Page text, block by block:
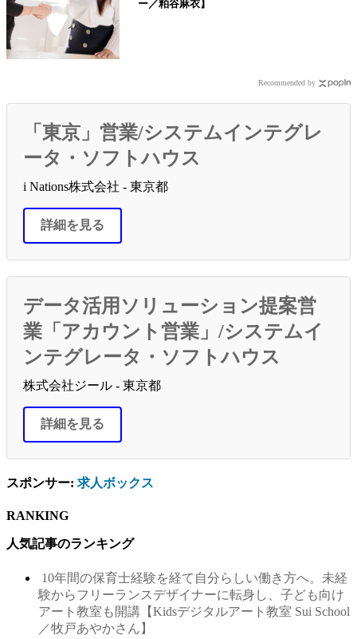
ー／粕谷麻衣】
Recommended by
「東京」営業/システムインテグレ
ータ・ソフトハウス
i Nations株式会社 - 東京都
詳細を見る
データ活用ソリューション提案営
業「アカウント営業」/システムイ
ンテグレータ・ソフトハウス
株式会社ジール - 東京都
詳細を見る
スポンサー: 求人ボックス
RANKING
人気記事のランキング
10年間の保育士経験を経て自分らしい働き方へ。未経
験からフリーランスデザイナーに転身し、子ども向け
アート教室も開講【Kidsデジタルアート教室 Sui School
／牧戸あやかさん】